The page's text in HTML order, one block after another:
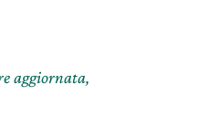
aggiornata,